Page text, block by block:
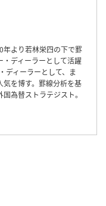
年より若林栄四の下で罫
ディーラーとして活躍
ディーラーとして、ま
気を博す。罫線分析を基
為替ストラテジスト。